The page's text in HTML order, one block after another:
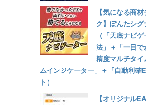
【気になる商
ク】ぽんたシグ
（「天底ナビ
法」＋「一目で
精度マルチタイ
ムインジケーター」＋「自動利確
ト）
【オリジナル